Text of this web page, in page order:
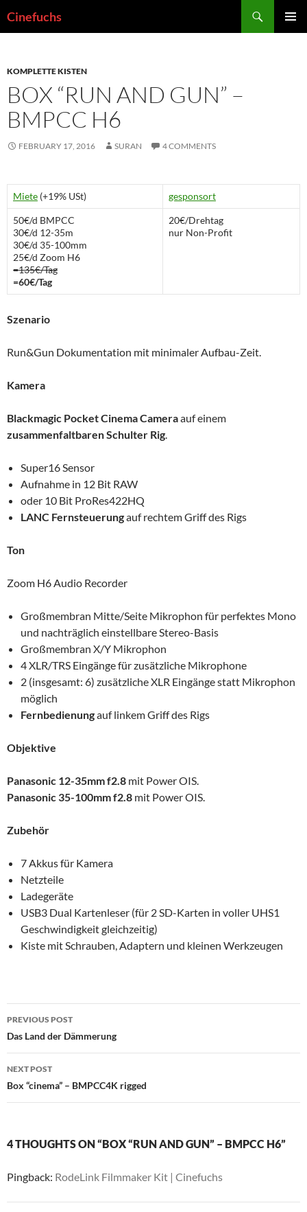
toCinefuchs
KOMPLETTE KISTEN
BOX “RUN AND GUN” –
BMPCC H6
FEBRUARY 17, 2016 SURAN 4 COMMENTS
Miete (+19% USt) gesponsort
50€/d BMPCC
30€/d 12-35m
30€/d 35-100mm
25€/d Zoom H6
=135€/Tag
=60€/Tag
20€/Drehtag
nur Non-Profit
Szenario
Run&Gun Dokumentation mit minimaler Aufbau-Zeit.
Kamera
Blackmagic Pocket Cinema Cameraauf einem
zusammenfaltbaren Schulter Rig.
Super16 Sensor
Aufnahme in 12 Bit RAW
oder 10 Bit ProRes422HQ
LANC Fernsteuerungauf rechtem Griff des Rigs
Ton
Zoom H6 Audio Recorder
Großmembran Mitte/Seite Mikrophon für perfektes Mono
und nachträglich einstellbare Stereo-Basis
Großmembran X/Y Mikrophon
4 XLR/TRS Eingänge für zusätzliche Mikrophone
2 (insgesamt: 6) zusätzliche XLR Eingänge statt Mikrophon
möglich
Fernbedienungauf linkem Griff des Rigs
Objektive
Panasonic 12-35mm f2.8 mit Power OIS.
Panasonic 35-100mm f2.8 mit Power OIS.
Zubehör
7 Akkus für Kamera
Netzteile
Ladegeräte
USB3 Dual Kartenleser (für 2 SD-Karten in voller UHS1
Geschwindigkeit gleichzeitig)
Kiste mit Schrauben, Adaptern und kleinen Werkzeugen
Post
navigation
PREVIOUS POST
Das Land der Dämmerung
NEXT POST
Box “cinema” – BMPCC4K rigged
4 THOUGHTS ON “BOX “RUN AND GUN” – BMPCC H6”
Pingback: RodeLink Filmmaker Kit | Cinefuchs